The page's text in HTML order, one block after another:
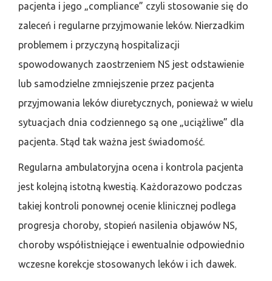
pacjenta i jego „compliance” czyli stosowanie się do
zaleceń i regularne przyjmowanie leków. Nierzadkim
problemem i przyczyną hospitalizacji
spowodowanych zaostrzeniem NS jest odstawienie
lub samodzielne zmniejszenie przez pacjenta
przyjmowania leków diuretycznych, ponieważ w wielu
sytuacjach dnia codziennego są one „uciążliwe” dla
pacjenta. Stąd tak ważna jest świadomość.
Regularna ambulatoryjna ocena i kontrola pacjenta
jest kolejną istotną kwestią. Każdorazowo podczas
takiej kontroli ponownej ocenie klinicznej podlega
progresja choroby, stopień nasilenia objawów NS,
choroby współistniejące i ewentualnie odpowiednio
wczesne korekcje stosowanych leków i ich dawek.